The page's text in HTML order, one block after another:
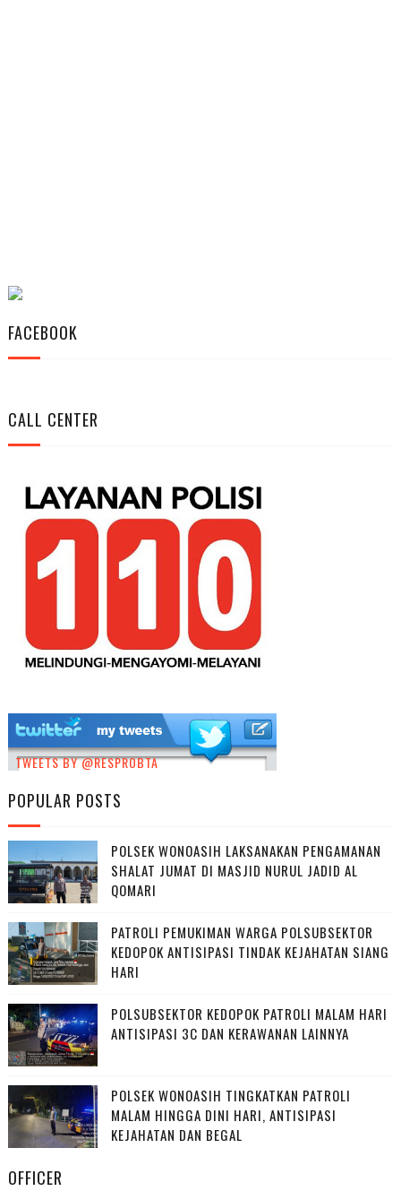
FACEBOOK
CALL CENTER
TWEETS BY @RESPROBTA
POPULAR POSTS
POLSEK WONOASIH LAKSANAKAN PENGAMANAN
SHALAT JUMAT DI MASJID NURUL JADID AL
QOMARI
PATROLI PEMUKIMAN WARGA POLSUBSEKTOR
KEDOPOK ANTISIPASI TINDAK KEJAHATAN SIANG
HARI
POLSUBSEKTOR KEDOPOK PATROLI MALAM HARI
ANTISIPASI 3C DAN KERAWANAN LAINNYA
POLSEK WONOASIH TINGKATKAN PATROLI
MALAM HINGGA DINI HARI, ANTISIPASI
KEJAHATAN DAN BEGAL
OFFICER